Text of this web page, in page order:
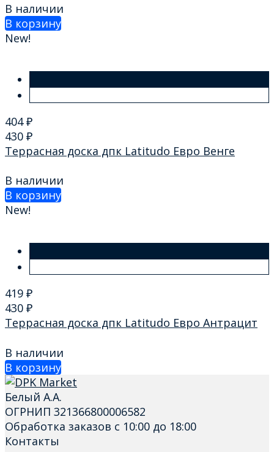
В наличии
В корзину
New!
404₽
430 ₽
Террасная доска дпк Latitudo Евро Венге
В наличии
В корзину
New!
419 ₽
430 ₽
Террасная доска дпк Latitudo Евро Антрацит
В наличии
В корзину
Белый А.А.
ОГРНИП 321366800006582
Обработка заказов с 10:00 до 18:00
Контакты